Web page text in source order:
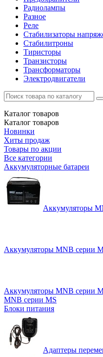
Радиолампы
Разное
Реле
Стабилизаторы
Стабилитроны
Тиристоры
Транзисторы
Трансформаторы
Электродвигатели
Каталог товаров
Каталог товаров
Новинки
Хиты продаж
Товары по акции
Все категории
Аккумуляторные батареи
Аккумуляторы
Аккумуляторы MNB серии
Аккумуляторы MNB серии
MNB серии MS
Блоки питания
Адаптеры